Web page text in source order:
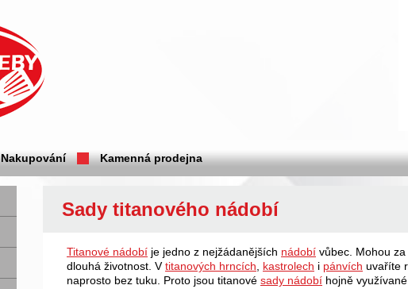
Nakupování Kamenná prodejna
Sady titanového nádobí
Titanové nádobí je jedno z nejžádanějších nádobí vůbec. Mohou
dlouhá životnost. Vtitanových hrncích kastrolech i pánvích uvaříte
naprosto bez tuku. Proto jsou titanové sady nádobí hojně